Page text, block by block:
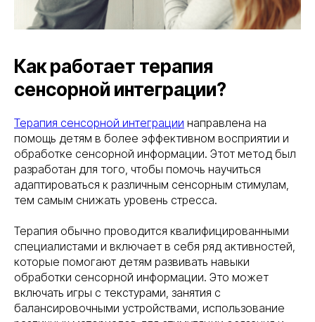
Как работает терапия
сенсорной интеграции?
Терапия сенсорной интеграции направлена на
помощь детям в более эффективном восприятии и
обработке сенсорной информации. Этот метод был
разработан для того, чтобы помочь научиться
адаптироваться к различным сенсорным стимулам,
тем самым снижать уровень стресса.
Терапия обычно проводится квалифицированными
специалистами и включает в себя ряд активностей,
которые помогают детям развивать навыки
обработки сенсорной информации. Это может
включать игры с текстурами, занятия с
балансировочными устройствами, использование